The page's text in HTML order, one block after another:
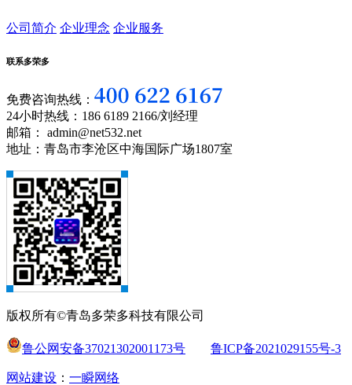
公司简介 企业理念 企业服务
联系多荣多
免费咨询热线：
24小时热线：186 6189 2166/刘经理
邮箱： admin@net532.net
地址：青岛市李沧区中海国际广场1807室
版权所有©青岛多荣多科技有限公司
鲁公网安备37021302001173号 鲁ICP备2021029155号-3
网站建设 ： 一瞬网络